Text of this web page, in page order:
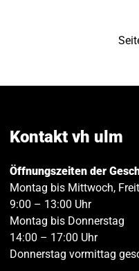
Kontakt vh ulm
Öffnungszeiten der
Montag bis Mittwoch,
9:00 – 13:00 Uhr
Montag bis Donnerstag
14:00 – 17:00 Uhr
Donnerstag vormittag